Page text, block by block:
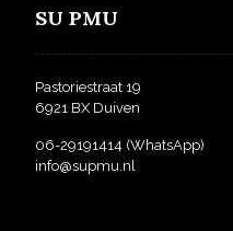
SU PMU
Pastoriestraat 19
6921 BX Duiven
06-29191414 (WhatsApp)
info@supmu.nl